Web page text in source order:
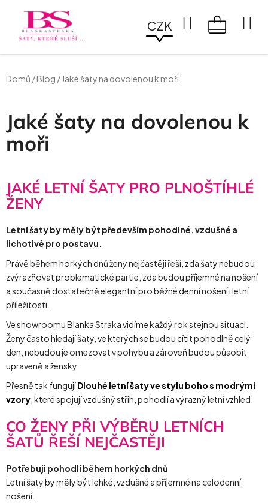
obsah
CZK
Hledat
Domů /Blog / Jaké šaty na dovolenou k moři
Jaké šaty na dovolenou k
moři
JAKÉ LETNÍ ŠATY PRO PLNOŠTÍHLÉ
ŽENY
Letní šaty by měly být především pohodlné, vzdušné a
lichotivé pro postavu.
Právě během horkých dnů ženy nejčastěji řeší, zda šaty nebudou
zvýrazňovat problematické partie, zda budou příjemné na nošení
a současně dostatečně elegantní pro běžné denní nošení i letní
příležitosti.
Ve showroomu Blanka Straka vidíme každý rok stejnou situaci.
Ženy často hledají šaty, ve kterých se budou cítit pohodlně celý
den, nebudou je omezovat v pohybu a zároveň budou působit
upraveně a žensky.
Přesně tak fungujíDlouhé letní šaty ve stylu boho s modrými
vzory , které spojují vzdušný střih, pohodlí a výrazný letní vzhled.
CO ŽENY PŘI VÝBĚRU LETNÍCH
ŠATŮ ŘEŠÍ NEJČASTĚJI
Potřebuji pohodlí během horkých dnů
Letní šaty by měly být lehké, vzdušné a příjemné na celodenní
nošení.